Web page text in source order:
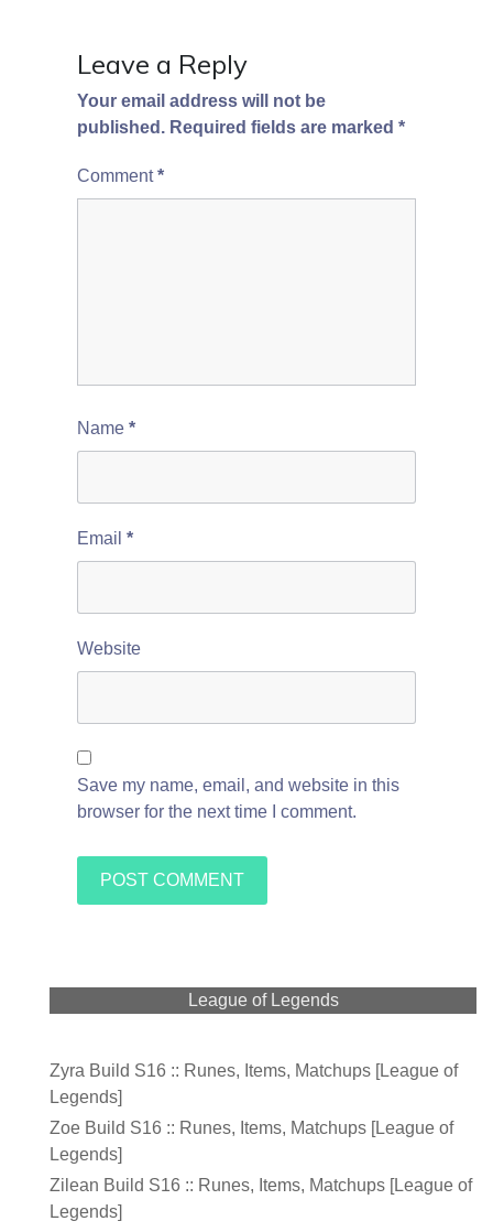
Leave a Reply
Your email address will not be
published. Required fields are marked *
Comment*
Name *
Email *
Website
Save my name, email, and website in this
browser for the next time I comment.
League of Legends
Zyra Build S16 :: Runes, Items, Matchups [League of
Legends]
Zoe Build S16 :: Runes, Items, Matchups [League of
Legends]
Zilean Build S16 :: Runes, Items, Matchups [League of
Legends]